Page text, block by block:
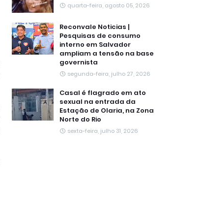
quarta-feira, agosto 05, 2026
Reconvale Noticias |
Pesquisas de consumo
interno em Salvador
ampliam a tensão na base
governista
segunda-feira, julho 27, 2026
Casal é flagrado em ato
sexual na entrada da
Estação de Olaria, na Zona
Norte do Rio
sexta-feira, julho 31, 2026